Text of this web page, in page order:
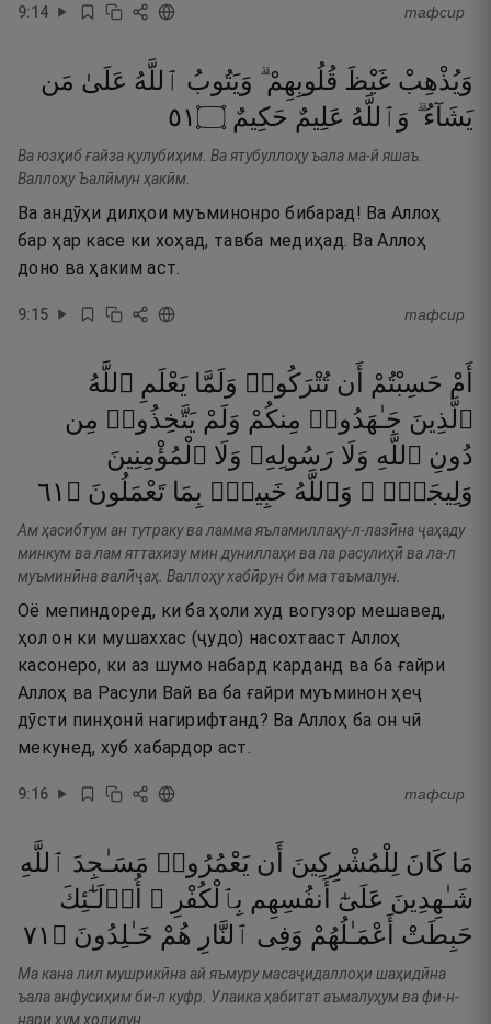
9:14 тафсир
وَيُذْهِبْ غَيْظَ قُلُوبِهِمْ ۗ وَيَتُوبُ ٱللَّهُ عَلَىٰ مَن
يَشَآءُ ۗ وَٱللَّهُ عَلِيمٌ حَكِيمٌ ۝١٥
Ва юзҳиб ғайза қулубиҳим. Ва ятубуллоҳу ъала ма-й яшаъ.
Валлоҳу Ъалӣмун ҳакӣм.
Ва андӯҳи дилҳои муъминонро бибарад! Ва Аллоҳ
бар ҳар касе ки хоҳад, тавба медиҳад. Ва Аллоҳ
доно ва ҳаким аст.
9:15 тафсир
أَمْ حَسِبْتُمْ أَن تُتْرَكُوا۟ وَلَمَّا يَعْلَمِ ٱللَّهُ
ٱلَّذِينَ جَـٰهَدُوا۟ مِنكُمْ وَلَمْ يَتَّخِذُوا۟ مِن
دُونِ ٱللَّهِ وَلَا رَسُولِهِۦ وَلَا ٱلْمُؤْمِنِينَ
وَلِيجَةًۭ ۚ وَٱللَّهُ خَبِيرٌۢ بِمَا تَعْمَلُونَ ۝ ١٦
Ам ҳасибтум ан тутраку ва ламма яъламиллаҳу-л-лазӣна ҷаҳаду
минкум ва лам яттахизу мин дуниллаҳи ва ла расулиҳӣ ва ла-л
муъминӣна валӣҷаҳ. Валлоҳу хабӣрун би ма таъмалун.
Оё мепиндоред, ки ба ҳоли худ вогузор мешавед,
ҳол он ки мушаххас (ҷудо) насохтааст Аллоҳ
касонеро, ки аз шумо набард карданд ва ба ғайри
Аллоҳ ва Расули Вай ва ба ғайри муъминон ҳеҷ
дӯсти пинҳонӣ нагирифтанд? Ва Аллоҳ ба он чӣ
мекунед, хуб хабардор аст.
9:16 тафсир
مَا كَانَ لِلْمُشْرِكِينَ أَن يَعْمُرُوا۟ مَسَـٰجِدَ ٱللَّهِ
شَـٰهِدِينَ عَلَىٰٓ أَنفُسِهِم بِٱلْكُفْرِ ۚ
أُو۟لَـٰٓئِكَ
حَبِطَتْ
أَعْمَـٰلُهُمْ وَفِى ٱلنَّارِ هُمْ خَـٰلِدُونَ ۝ ١٧
Ма кана лил мушрикӣна ай яъмуру масаҷидаллоҳи шаҳидӣна
ъала анфусиҳим би-л куфр. Улаика ҳабитат аъмалуҳум ва фи-н-
нари ҳум холидун.